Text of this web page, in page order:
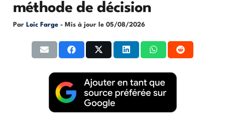
méthode de décision
Par Loic Farge - Mis à jour le 05/08/2026